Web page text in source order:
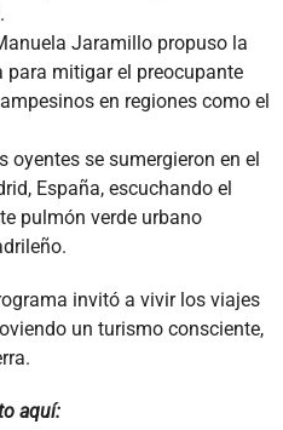
Jaramillo propuso la
para mitigar el preocupante
en regiones como el
oyentes se sumergieron en el
España, escuchando el
pulmón verde urbano
invitó a vivir los viajes
un turismo consciente,
aquí: